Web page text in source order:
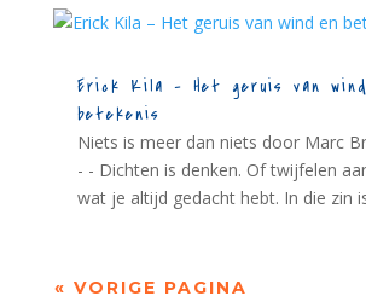
Erick Kila – Het geruis van
betekenis
Niets is meer dan niets door Marc
- - Dichten is denken. Of twijfelen
wat je altijd gedacht hebt. In die zin
« VORIGE PAGINA